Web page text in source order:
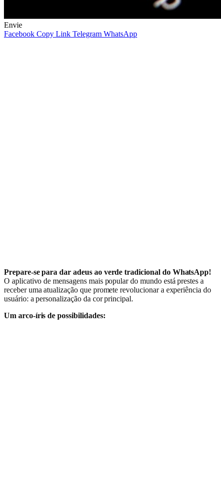
Envie
Facebook Copy Link Telegram WhatsApp
Prepare-se para dar adeus ao verde tradicional do WhatsApp!
O aplicativo de mensagens mais popular do mundo está prestes a
receber uma atualização que promete revolucionar a experiência do
usuário: a personalização da cor principal.
Um arco-íris de possibilidades: